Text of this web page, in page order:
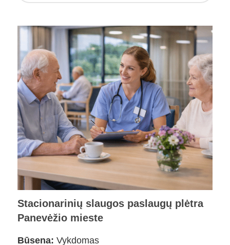
Stacionarinių slaugos paslaugų plėtra
Panevėžio mieste
Būsena: Vykdomas